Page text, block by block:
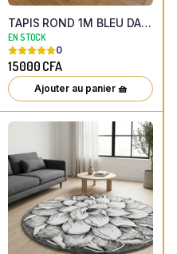
TAPIS ROND 1M BLEU DAHLIA EFFET 3D
EN STOCK
0
15000 CFA
Ajouter au panier 🧺